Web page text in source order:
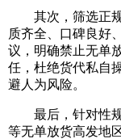
其次，筛选正规
质齐全、口碑良好
议，明确禁止无单
任，杜绝货代私自
避人为风险。
最后，针对性规
等无单放货高发地